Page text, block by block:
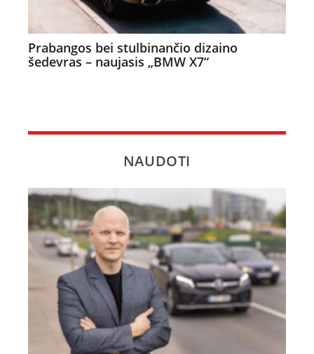
Prabangos bei stulbinančio dizaino
šedevras – naujasis „BMW X7“
NAUDOTI